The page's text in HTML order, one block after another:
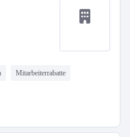
Mitarbeiterrabatte